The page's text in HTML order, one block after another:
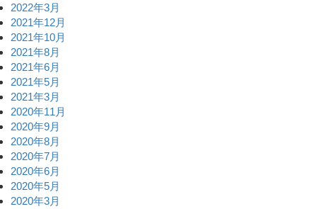
2022年3月
2021年12月
2021年10月
2021年8月
2021年6月
2021年5月
2021年3月
2020年11月
2020年9月
2020年8月
2020年7月
2020年6月
2020年5月
2020年3月